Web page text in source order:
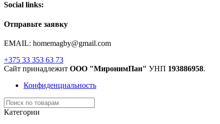
Social links:
Отправьте заявку
EMAIL: homemagby@gmail.com
+375 33 353 63 73
Сайт принадлежит ООО "МиронимПан" УНП 193886958.
Конфиденциальность
Категории